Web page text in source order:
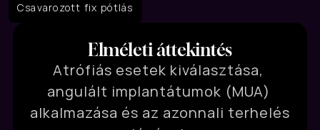
Csavarozott fix pótlás﻿
Elméleti áttekintés
Atrófiás esetek kiválasztása,
angulált implantátumok (MUA)
alkalmazása és az azonnali terhelés